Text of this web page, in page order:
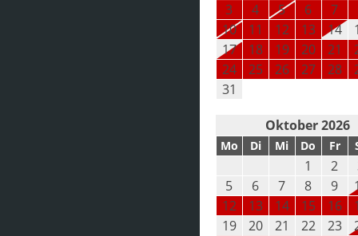
3
4 5 6 7
10
11 12 13 14
17
18 19 20 21
24
25 26 27 28
31
Oktober 2026
Mo Di Mi Do Fr
1 2
5
6 7 8 9
12
13 14 15 16
19
20 21 22 23